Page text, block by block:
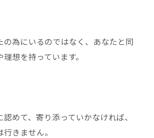
の為にいるのではなく、あなたと同
想を持っています。
めて、寄り添っていかなければ、
きません。